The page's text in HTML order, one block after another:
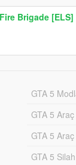
Brigade [ELS]
GTA 5
GTA 5 Araç
GTA 5
GTA 5